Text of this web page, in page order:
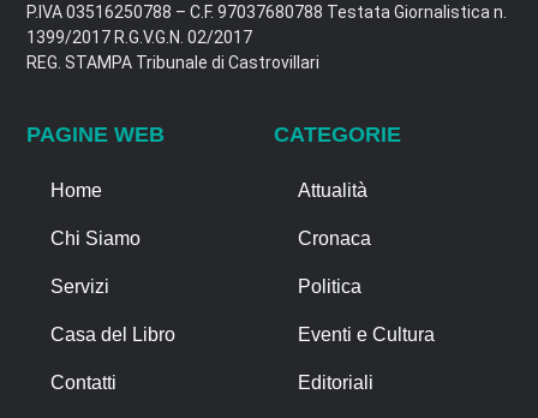
P.IVA 03516250788 – C.F. 97037680788 Testata Giornalistica n.
1399/2017 R.G.V.G.N. 02/2017
REG. STAMPA Tribunale di Castrovillari
PAGINE WEB
Home
Chi Siamo
Servizi
Casa del Libro
Contatti
CATEGORIE
Attualità
Cronaca
Politica
Eventi e Cultura
Editoriali